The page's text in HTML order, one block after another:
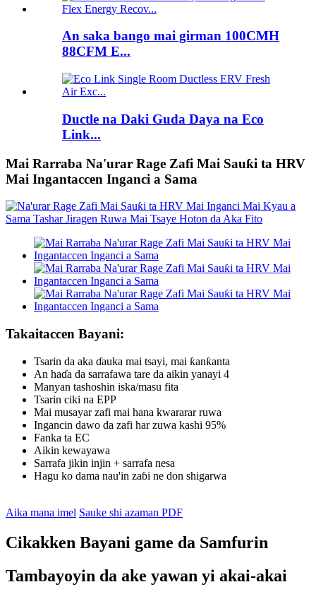
An saka bango mai girman 100CMH
88CFM E...
Ductle na Daki Guda Daya na Eco
Link...
Mai Rarraba Na'urar Rage Zafi Mai Sauƙi ta HRV
Mai Ingantaccen Inganci a Sama
Takaitaccen Bayani:
Tsarin da aka ɗauka mai tsayi, mai ƙanƙanta
An haɗa da sarrafawa tare da aikin yanayi 4
Manyan tashoshin iska/masu fita
Tsarin ciki na EPP
Mai musayar zafi mai hana kwararar ruwa
Ingancin dawo da zafi har zuwa kashi 95%
Fanka ta EC
Aikin kewayawa
Sarrafa jikin injin + sarrafa nesa
Hagu ko dama nau'in zaɓi ne don shigarwa
Aika mana imel Sauke shi azaman PDF
Cikakken Bayani game da Samfurin
Tambayoyin da ake yawan yi akai-akai